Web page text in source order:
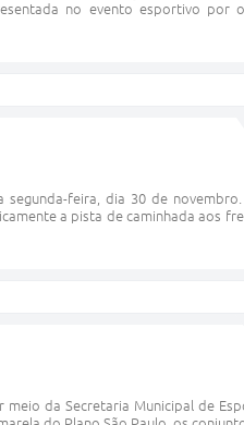
no evento esportivo por
feira, dia 30 de
a pista de caminhada aos
da Secretaria Municipal de